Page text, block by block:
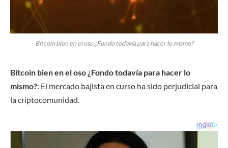
Bitcoin bien en el oso ¿Fondo todavía para hacer lo mismo?
Bitcoin bien en el oso ¿Fondo todavía para hacer lo
mismo?: El mercado bajista en curso ha sido perjudicial para
la criptocomunidad.